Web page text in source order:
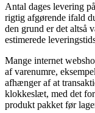
Antal dages levering
rigtig afgørende ifald
den grund er det altså
estimerede
Mange internet
af varenumre,
afhænger af at
klokkeslæt, med det
produkt pakket før